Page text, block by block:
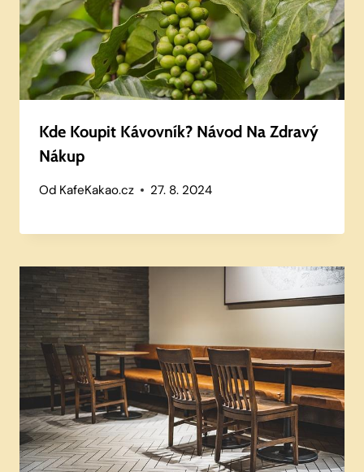
Kde Koupit Kávovník? Návod Na Zdravý
Nákup
Od KafeKakao.cz 27. 8. 2024